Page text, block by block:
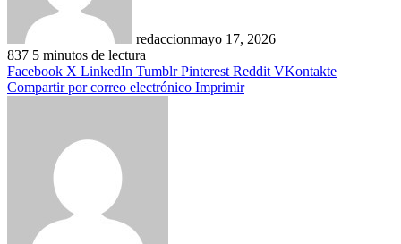
redaccionmayo 17, 2026
837 5 minutos de lectura
Facebook X LinkedIn Tumblr Pinterest Reddit VKontakte
Compartir por correo electrónico Imprimir